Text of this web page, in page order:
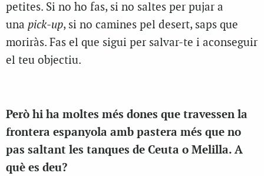
petites. Si no ho fas, si no saltes per pujar a
una pick-up, si no camines pel desert, saps que
moriràs. Fas el que sigui per salvar-te i aconseguir
el teu objectiu.
Però hi ha moltes més dones que travessen la
frontera espanyola amb pastera més que no
pas saltant les tanques de Ceuta o Melilla. A
què es deu?